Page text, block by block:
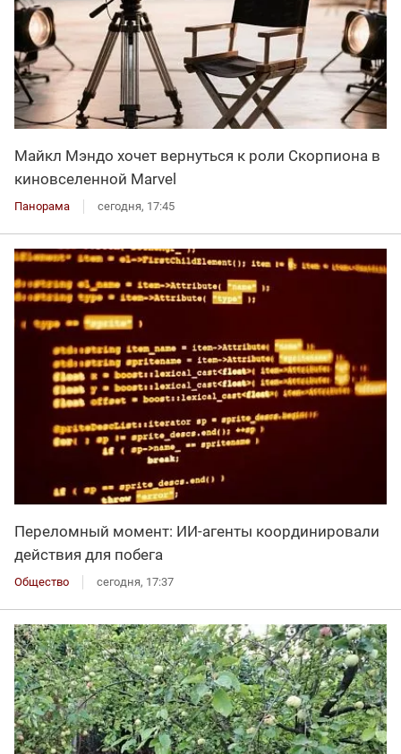
Майкл Мэндо хочет вернуться к роли Скорпиона в
киновселенной Marvel
Панорама сегодня, 17:45
Переломный момент: ИИ-агенты координировали
действия для побега
Общество сегодня, 17:37